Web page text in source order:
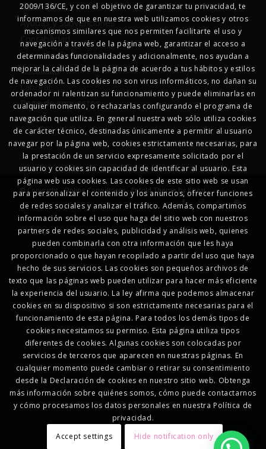
Autonomos
Ayudas y subvenciones
Contabilidad
Creación de empresas
Fiscalidad
Laboral
Pago de impuestos
RENTA
© Copyright - Online Consultores -Enfold Theme by Kriesi
2009/136/CE, y con el objetivo de garantizar tu privacidad, te
informamos de que en nuestra web utilizamos cookies y otros
mecanismos similares que nos permiten facilitarte el uso y
navegación a través de la página web, garantizar el acceso a
determinadas funcionalidades y adicionalmente, nos ayudan a
mejorar la calidad de la página de acuerdo a tus hábitos y estilos
de navegación. Las cookies no son virus informáticos, no dañan su
ordenador ni ralentizan su funcionamiento y puede eliminarlas en
cualquier momento, o rechazarlas configurando el programa de
navegación que utiliza. En general nuestra web sólo utiliza cookies
de carácter técnico, destinadas únicamente a permitir al usuario
navegar por la página web, cookies estrictamente necesarias, para
la prestación de un servicio expresamente solicitado por el
usuario y cookies sin capacidad de identificar al usuario. Esta
página web usa cookies. Las cookies de este sitio web se usan
para personalizar el contenido y los anuncios, ofrecer funciones
de redes sociales y analizar el tráfico. Además, compartimos
información sobre el uso que haga del sitio web con nuestros
partners de redes sociales, publicidad y análisis web, quienes
pueden combinarla con otra información que les haya
proporcionado o que hayan recopilado a partir del uso que haya
hecho de sus servicios. Las cookies son pequeños archivos de
texto que las páginas web pueden utilizar para hacer más eficiente
la experiencia del usuario. La ley afirma que podemos almacenar
cookies en su dispositivo si son estrictamente necesarias para el
funcionamiento de esta página. Para todos los demás tipos de
cookies necesitamos su permiso. Esta página utiliza tipos
diferentes de cookies. Algunas cookies son colocadas por
servicios de terceros que aparecen en nuestras páginas. En
cualquier momento puede cambiar o retirar su consentimiento
desde la Declaración de cookies en nuestro sitio web. Obtenga
más información sobre quiénes somos, cómo puede contactarnos
y cómo procesamos los datos personales en nuestra Política de
privacidad.
Accept settings
Hide notification only